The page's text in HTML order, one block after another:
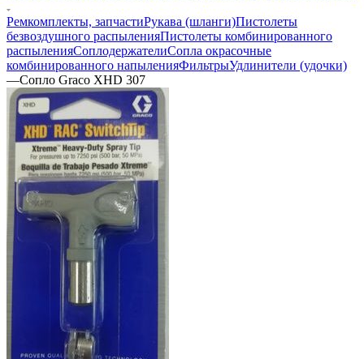
Ремкомплекты, запчастиРукава (шланги)Пистолеты
безвоздушного распыленияПистолеты комбинированного
распыленияСоплодержателиСопла окрасочные
комбинированного напыленияФильтрыУдлинители (удочки)
—Сопло Graco XHD 307